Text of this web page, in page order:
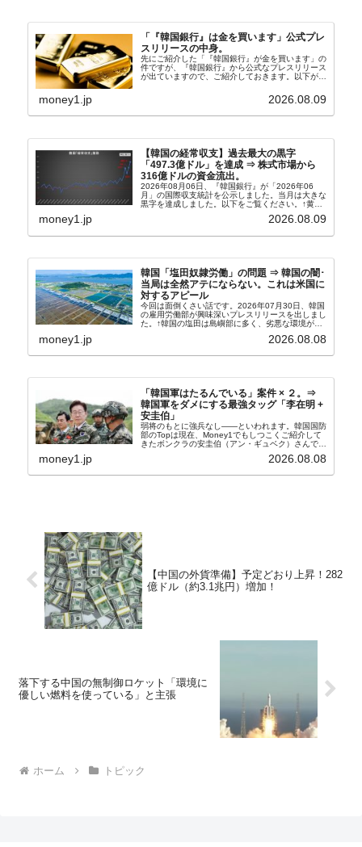
「『韓国銀行』は金を買います」公式プレ
スリリースの中身。
先にご紹介した「『韓国銀行』が金を買います」の
件ですが、『韓国銀行』から公式なプレスリリース
が出ていますので、ご紹介しておきます。以下が全
れ協力体制を構築□『韓国銀行』は、国内生産金の
money1.jp 2026.08.09
【韓国の経常収支】過去最大の黒字
「497.3億ドル」を達成 ⇒ 株式市場から
316億ドルの資金流出。
2026年08月06日、『韓国銀行』が「2026年06
月」の国際収支統計を公示しました。当月は大きな
黒字を達成しました。以下をご覧ください。↑黄色
の経常収支です。2026年06月貿易収支：4...
money1.jp 2026.08.09
韓国「塩田奴隷労働」の問題 ⇒ 韓国の闇･
当局は全然アテにならない。これは米国に
対するアピール
今回は面倒くさい話です。2026年07月30日、韓国
の雇用労働部が興味深いプレスリリースを出しまし
た。↑韓国の塩田は島嶼部に多く、劣悪な環境が一
たといわれます（後述）。これは、いわゆる「塩田
money1.jp 2026.08.08
「韓国軍はたるんでいる」案件 × ２。⇒
韓国軍をダメにする最強タッグ「李在明 +
安圭伯」
弱将のもとに強兵なし――といわれます。韓国国防
部のTopは現在、Money1でもしつこくご紹介して
きたボンクラの安圭伯（アン・ギュベク）さんで
さんと「韓国初の文官上がり」の国防部長官安圭伯
money1.jp 2026.08.08
【中国の外貨準備】予定どおり上昇！282
億ドル（約3.1兆円）増加！
落下する中国の無制御ロケット「環境に
優しい燃料を使っている」と主張
ホーム トピック